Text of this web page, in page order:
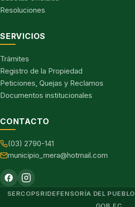
Resoluciones
SERVICIOS
Trámites
Registro de la Propiedad
Peticiones, Quejas y Reclamos
Documentos institucionales
CONTACTO
(03) 2790-141
municipio_mera@hotmail.com
SERCOPSRIDEFENSORÍA DEL PUEBLO